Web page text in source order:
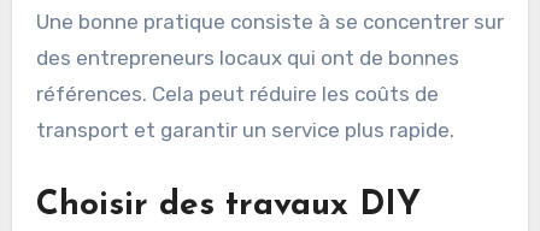
Une bonne pratique consiste à se concentrer sur
des entrepreneurs locaux qui ont de bonnes
références. Cela peut réduire les coûts de
transport et garantir un service plus rapide.
Choisir des travaux DIY